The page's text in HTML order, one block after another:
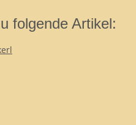
folgende Artikel: